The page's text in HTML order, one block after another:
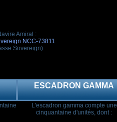
Amiral :
NCC-73811
Sovereign)
ESCADRON GAMMA
L'escadron gamma compte une
cinquantaine d'unités, dont :